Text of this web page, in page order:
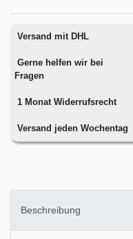
Versand mit DHL
Gerne helfen wir bei
Fragen
1 Monat Widerrufsrecht
Versand jeden Wochentag
Beschreibung